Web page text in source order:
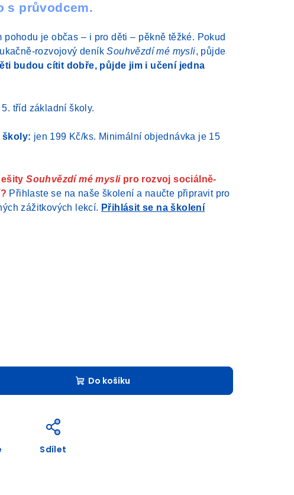
s průvodcem.
pohodu je občas –⁠ i pro děti–⁠ pěkně těžké. Pokud
rozvojový deníkSouhvězdí mé mysli, půjde
budou cítit dobře, půjde jim i učení jedna
tříd základní školy.
školy: jen 199 Kč/ks. Minimální objednávka je 15
Souhvězdí mé mysli pro rozvoj sociálně-
Přihlaste se na naše školení a naučte připravit pro
zážitkových lekcí. Přihlásit se na školení
Do košíku
Sdílet